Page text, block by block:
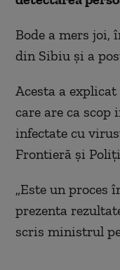
Bode a mers joi,
din Sibiu și a
Acesta a
care are ca
infectate cu
Frontieră și
„Este un proces
prezenta
scris ministrul